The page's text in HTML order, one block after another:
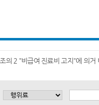
의 2 "비급여 진료비 고지"에 의거